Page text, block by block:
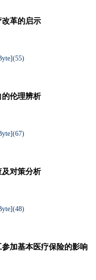
革的启示
55)
的伦理辨析
67)
及对策分析
48)
加基本医疗保险的影响